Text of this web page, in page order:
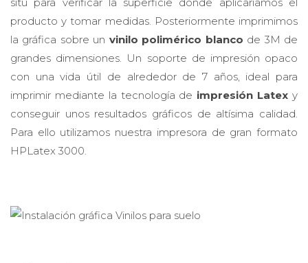
producto y tomar medidas. Posteriormente imprimimos
la gráfica sobre un vinilo polimérico blanco de 3M de
grandes dimensiones. Un soporte de impresión opaco
con una vida útil de alrededor de 7 años, ideal para
imprimir mediante la tecnología de impresión Latex y
conseguir unos resultados gráficos de altísima calidad.
Para ello utilizamos nuestra impresora de gran formato
HPLatex 3000.